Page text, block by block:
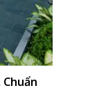
Chuẩn